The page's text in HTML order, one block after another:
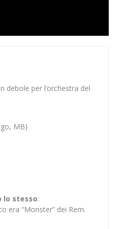
debole per l’orchestra del
MB)
lo stesso:
era “Monster” dei Rem.